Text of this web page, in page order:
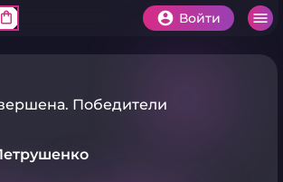
shopping_bag Войти
Победители